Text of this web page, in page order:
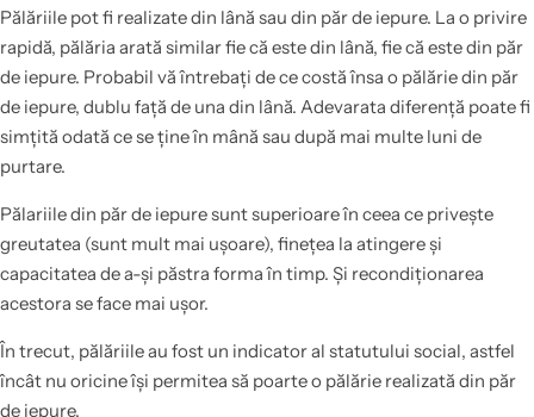
Pălăriile pot fi realizate din lână sau din păr de iepure. La o privire
rapidă, pălăria arată similar fie că este din lână, fie că este din păr
de iepure. Probabil vă întrebați de ce costă însa o pălărie din păr
de iepure, dublu față de una din lână. Adevarata diferență poate fi
simțită odată ce se ține în mână sau după mai multe luni de
purtare.
Pălariile din păr de iepure sunt superioare în ceea ce privește
greutatea (sunt mult mai ușoare), finețea la atingere și
capacitatea de a-și păstra forma în timp. Și recondiționarea
acestora se face mai ușor.
În trecut, pălăriile au fost un indicator al statutului social, astfel
încât nu oricine își permitea să poarte o pălărie realizată din păr
de iepure.